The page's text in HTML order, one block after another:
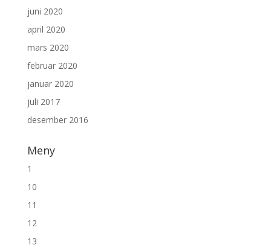
juni 2020
april 2020
mars 2020
februar 2020
januar 2020
juli 2017
desember 2016
Meny
1
10
11
12
13